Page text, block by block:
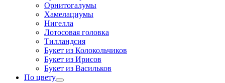
Орнитогалумы
Хамелациумы
Нигелла
Лотосовая головка
Тилландсия
Букет из Колокольчиков
Букет из Ирисов
Букет из Васильков
По цвету